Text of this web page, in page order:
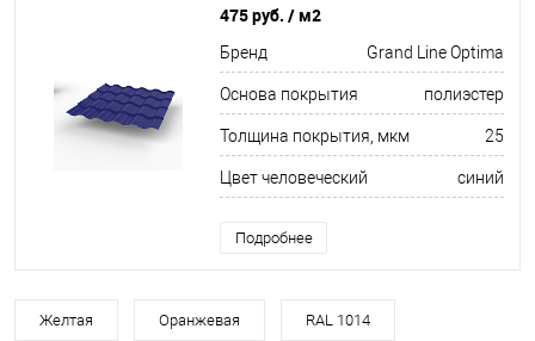
покрытием 0,45х1180мм RAL 5002
475 руб. / м2
Бренд Grand Line Optima
Основа покрытия полиэстер
Толщина покрытия, мкм 25
Цвет человеческий синий
Подробнее
Желтая Оранжевая RAL 1014